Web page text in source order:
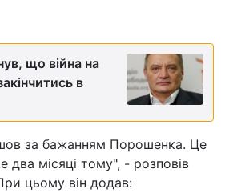
що війна на
в
за бажанням Порошенка. Це
два місяці тому", - розповів
цьому він додав: